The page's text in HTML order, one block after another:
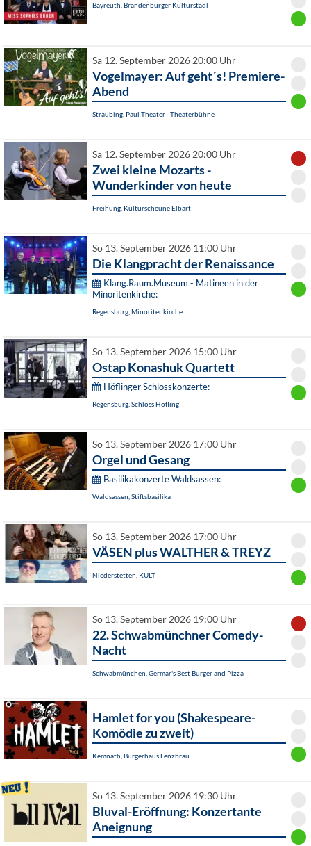
Bayreuth, Brandenburger Kulturstadl
Sa 12. September 2026 20:00 Uhr
Vogelmayer: Auf geht´s! Premiere-
Abend
Straubing, Paul-Theater - Theaterbühne
Sa 12. September 2026 20:00 Uhr
Zwei kleine Mozarts -
Wunderkinder von heute
Freihung, Kulturscheune Elbart
So 13. September 2026 11:00 Uhr
Die Klangpracht der Renaissance
Klang.Raum.Museum - Matineen in der
Minoritenkirche:
Regensburg, Minoritenkirche
So 13. September 2026 15:00 Uhr
Ostap Konashuk Quartett
Höflinger Schlosskonzerte:
Regensburg, Schloss Höfling
So 13. September 2026 17:00 Uhr
Orgel und Gesang
Basilikakonzerte Waldsassen:
Waldsassen, Stiftsbasilika
So 13. September 2026 17:00 Uhr
VÄSEN plus WALTHER & TREYZ
Niederstetten, KULT
So 13. September 2026 19:00 Uhr
22. Schwabmünchner Comedy-
Nacht
Schwabmünchen, Germar's Best Burger and Pizza
Hamlet for you (Shakespeare-
Komödie zu zweit)
Kemnath, Bürgerhaus Lenzbräu
So 13. September 2026 19:30 Uhr
Bluval-Eröffnung: Konzertante
Aneignung